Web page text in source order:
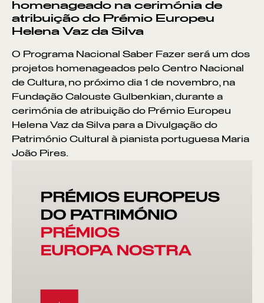
homenageado na cerimónia de
atribuição do Prémio Europeu
Helena Vaz da Silva
O Programa Nacional Saber Fazer será um dos
projetos homenageados pelo Centro Nacional
de Cultura, no próximo dia 1 de novembro, na
Fundação Calouste Gulbenkian, durante a
cerimónia de atribuição do Prémio Europeu
Helena Vaz da Silva para a Divulgação do
Património Cultural à pianista portuguesa Maria
João Pires.